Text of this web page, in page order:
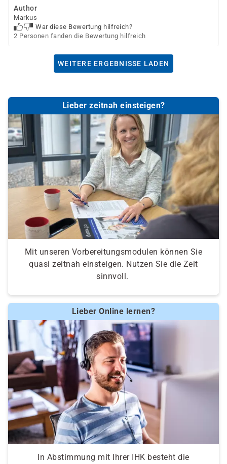
Author
Markus
War diese Bewertung hilfreich?
2 Personen fanden die Bewertung hilfreich
WEITERE ERGEBNISSE LADEN
Lieber zeitnah einsteigen?
Mit unseren Vorbereitungsmodulen können Sie
quasi zeitnah einsteigen. Nutzen Sie die Zeit
sinnvoll.
Lieber Online lernen?
In Abstimmung mit Ihrer IHK besteht die